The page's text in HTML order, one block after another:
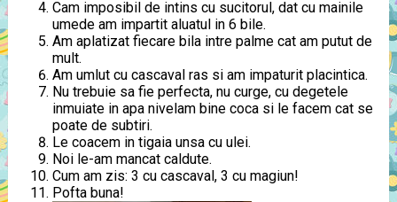
Cam imposibil de intins cu sucitorul, dat cu mainile
umede am impartit aluatul in 6 bile.
Am aplatizat fiecare bila intre palme cat am putut de
mult.
Am umlut cu cascaval ras si am impaturit placintica.
Nu trebuie sa fie perfecta, nu curge, cu degetele
inmuiate in apa nivelam bine coca si le facem cat se
poate de subtiri.
Le coacem in tigaia unsa cu ulei.
Noi le-am mancat caldute.
Cum am zis: 3 cu cascaval, 3 cu magiun!
Pofta buna!